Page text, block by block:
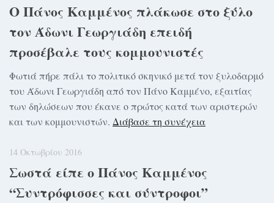
Ο Πάνος Καμμένος πλάκωσε στο ξύλο
τον Άδωνι Γεωργιάδη επειδή
προσέβαλε τους κομμουνιστές
Φωτιά πήρε πάλι το πολιτικό σκηνικό μετά τον ξυλοδαρμό
του Άδωνι Γεωργιάδη από τον Πάνο Καμμένο, εξαιτίας
των δηλώσεων που έκανε ο πρώτος κατά των αριστερών
και των κομμουνιστών. Διάβασε τη συνέχεια
14 Οκτωβρίου 2016
Σωστά είπε ο Πάνος Καμμένος
“Συντρόφισσες και σύντροφοι”